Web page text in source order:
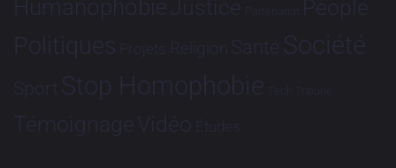
HumanophobieJustice Partenariat People
Politiques Projets Religion Santé Société
Sport Stop Homophobie Tech Tribune
TémoignageVidéo Études